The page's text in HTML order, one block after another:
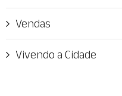
Vendas
Vivendo a Cidade